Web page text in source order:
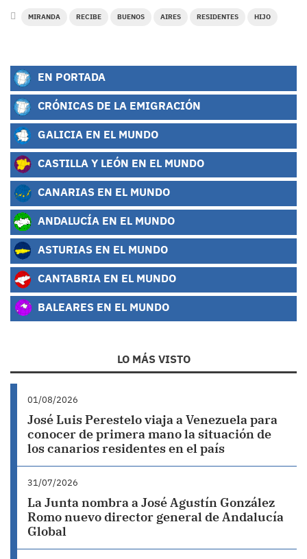
MIRANDA RECIBE BUENOS AIRES RESIDENTES HIJO
EN PORTADA
CRÓNICAS DE LA EMIGRACIÓN
GALICIA EN EL MUNDO
CASTILLA Y LEÓN EN EL MUNDO
CANARIAS EN EL MUNDO
ANDALUCÍA EN EL MUNDO
ASTURIAS EN EL MUNDO
CANTABRIA EN EL MUNDO
BALEARES EN EL MUNDO
LO MÁS VISTO
01/08/2026
José Luis Perestelo viaja a Venezuela para
conocer de primera mano la situación de
los canarios residentes en el país
31/07/2026
La Junta nombra a José Agustín González
Romo nuevo director general de Andalucía
Global